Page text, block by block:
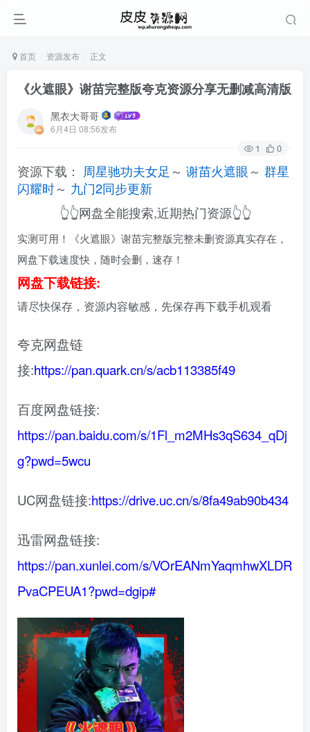
首页 资源发布 正文
《火遮眼》谢苗完整版夸克资源分享无删减高清版
黑衣大哥哥
6月4日 08:56发布
1 0
资源下载： 周星驰功夫女足 ～ 谢苗火遮眼～ 群星
闪耀时～ 九门2同步更新
👆👆网盘全能搜索,近期热门资源👆👆
实测可用！《火遮眼》谢苗完整版完整未删资源真实存在，
网盘下载速度快，随时会删，速存！
网盘下载链接:
请尽快保存，资源内容敏感，先保存再下载手机观看
夸克网盘链
接:https://pan.quark.cn/s/acb113385f49
百度网盘链接:
https://pan.baidu.com/s/1Fl_m2MHs3qS634_qDj
g?pwd=5wcu
UC网盘链接:https://drive.uc.cn/s/8fa49ab90b434
迅雷网盘链接:
https://pan.xunlei.com/s/VOrEANmYaqmhwXLDR
PvaCPEUA1?pwd=dgip#